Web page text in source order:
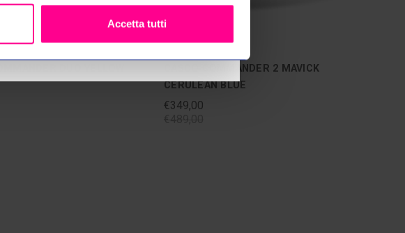
Accetta tutti
CASCO COMMANDER 2 MAVICK
CERULEAN BLUE
€349,00
No, grazie